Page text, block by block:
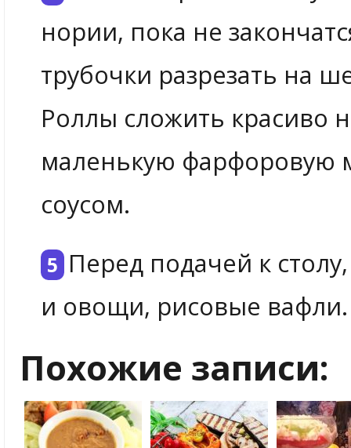
нории, пока не
трубочки разрезать на
Роллы сложить красиво
маленькую фарфоровую
соусом.
Перед подачей к
и овощи, рисовые вафли.
Похожие записи: